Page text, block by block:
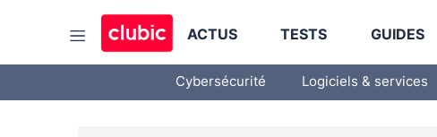
ACTUS TESTS GUIDES
Cybersécurité Logiciels & services